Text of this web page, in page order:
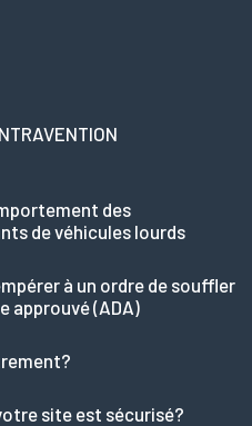
des
de véhicules lourds
à un ordre de souffler
approuvé (ADA)
site est sécurisé?